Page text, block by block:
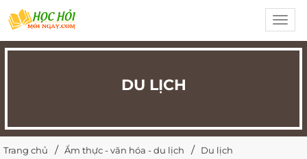
DU LỊCH
Trang chủ Ẩm thực - văn hóa - du lịch Du lịch